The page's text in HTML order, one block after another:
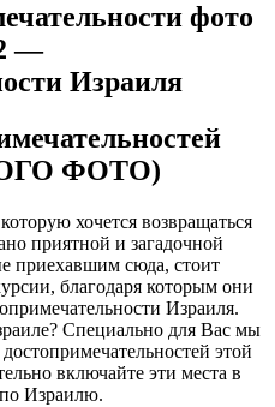
фото
—
Израиля
ФОТО)
хочется возвращаться
приятной и загадочной
приехавшим сюда, стоит
благодаря которым они
Израиля.
Специально для Вас мы
этой
включайте эти места в
Израилю.